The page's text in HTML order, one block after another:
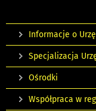
Informacje o
Specjalizacja
Ośrodki
Współpraca w